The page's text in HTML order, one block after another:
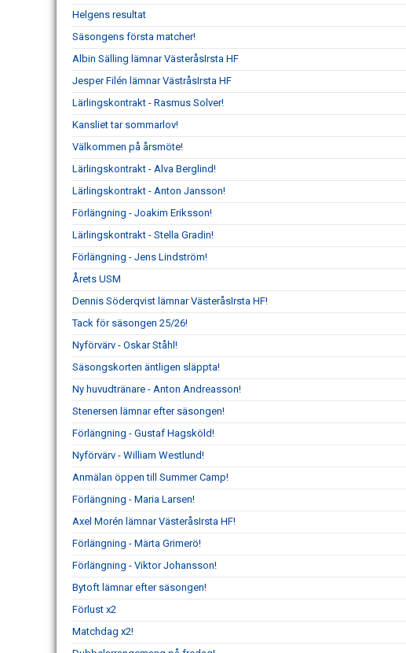
Helgens resultat
Säsongens första matcher!
Albin Sälling lämnar VästeråsIrsta HF
Jesper Filén lämnar VästråsIrsta HF
Lärlingskontrakt - Rasmus Solver!
Kansliet tar sommarlov!
Välkommen på årsmöte!
Lärlingskontrakt - Alva Berglind!
Lärlingskontrakt - Anton Jansson!
Förlängning - Joakim Eriksson!
Lärlingskontrakt - Stella Gradin!
Förlängning - Jens Lindström!
Årets USM
Dennis Söderqvist lämnar VästeråsIrsta HF!
Tack för säsongen 25/26!
Nyförvärv - Oskar Ståhl!
Säsongskorten äntligen släppta!
Ny huvudtränare - Anton Andreasson!
Stenersen lämnar efter säsongen!
Förlängning - Gustaf Hagsköld!
Nyförvärv - William Westlund!
Anmälan öppen till Summer Camp!
Förlängning - Maria Larsen!
Axel Morén lämnar VästeråsIrsta HF!
Förlängning - Märta Grimerö!
Förlängning - Viktor Johansson!
Bytoft lämnar efter säsongen!
Förlust x2
Matchdag x2!